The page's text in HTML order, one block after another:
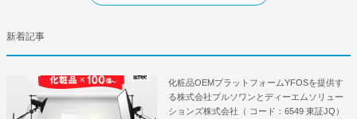
新着記事
化粧品OEMプラットフォームYFOSを提供す
る株式会社プルソワンとディーエムソリュー
ションズ株式会社（ コード：6549 東証JQ）